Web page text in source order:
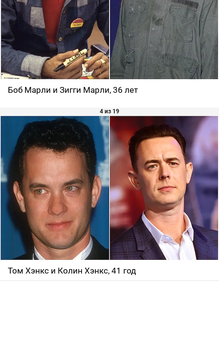
Боб Марли и Зигги Марли, 36 лет
4 из 19
Том Хэнкс и Колин Хэнкс, 41 год